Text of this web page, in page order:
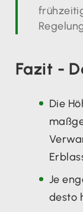
Fazit -
Die
Je
desto